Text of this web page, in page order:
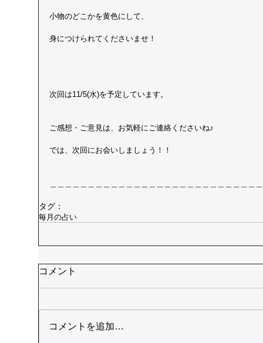
小物のどこかを黄色にして、
身につけられてくださいませ！
次回は11/5(水)を予定しています。
ご感想・ご意見は、お気軽にご連絡くださいね♪
では、次回にお会いしましょう！！
タグ：
毎月の占い
コメント
コメントを追加…